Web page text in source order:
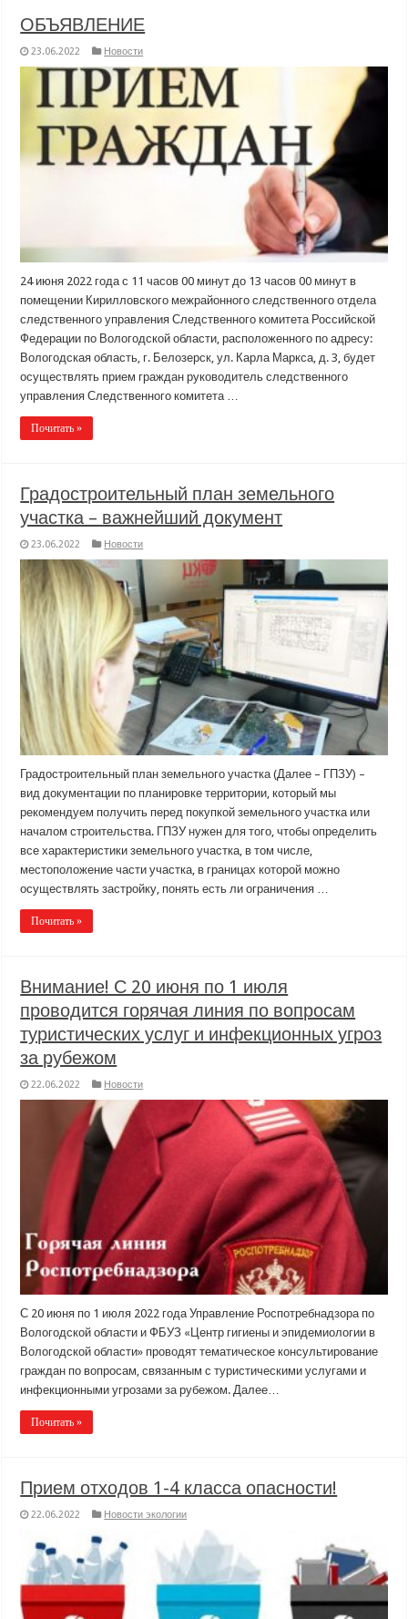
ОБЪЯВЛЕНИЕ
23.06.2022 Новости
24 июня 2022 года с 11 часов 00 минут до 13 часов 00 минут в
помещении Кирилловского межрайонного следственного отдела
следственного управления Следственного комитета Российской
Федерации по Вологодской области, расположенного по адресу:
Вологодская область, г. Белозерск, ул. Карла Маркса, д. 3, будет
осуществлять прием граждан руководитель следственного
управления Следственного комитета …
Почитать »
Градостроительный план земельного
участка – важнейший документ
23.06.2022 Новости
Градостроительный план земельного участка (Далее – ГПЗУ) –
вид документации по планировке территории, который мы
рекомендуем получить перед покупкой земельного участка или
началом строительства. ГПЗУ нужен для того, чтобы определить
все характеристики земельного участка, в том числе,
местоположение части участка, в границах которой можно
осуществлять застройку, понять есть ли ограничения …
Почитать »
Внимание! С 20 июня по 1 июля
проводится горячая линия по вопросам
туристических услуг и инфекционных угроз
за рубежом
22.06.2022 Новости
С 20 июня по 1 июля 2022 года Управление Роспотребнадзора по
Вологодской области и ФБУЗ «Центр гигиены и эпидемиологии в
Вологодской области» проводят тематическое консультирование
граждан по вопросам, связанным с туристическими услугами и
инфекционными угрозами за рубежом. Далее…
Почитать »
Прием отходов 1-4 класса опасности!
22.06.2022 Новости экологии